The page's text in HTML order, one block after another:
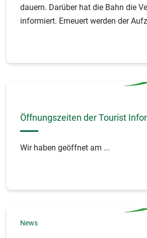
dauern. Darüber hat die Bahn die
informiert. Erneuert werden der
Öffnungszeiten der Tourist
Wir haben geöffnet am ...
News